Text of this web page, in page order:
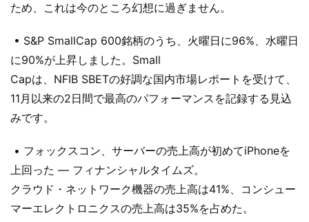
ため、これは今のところ幻想に過ぎません。
• S&P SmallCap 600銘柄のうち、火曜日に96%、水曜日
に90%が上昇しました。Small
Capは、NFIB SBETの好調な国内市場レポートを受けて、
11月以来の2日間で最高のパフォーマンスを記録する見込
みです。
• フォックスコン、サーバーの売上高が初めてiPhoneを
上回った — フィナンシャルタイムズ。
クラウド・ネットワーク機器の売上高は41%、コンシュー
マーエレクトロニクスの売上高は35%を占めた。